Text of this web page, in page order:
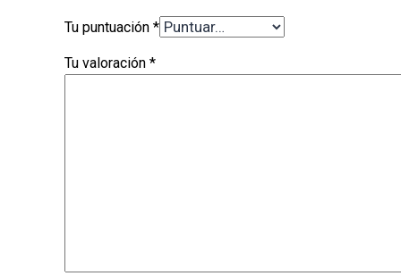
Tu puntuación *
Tu valoración *